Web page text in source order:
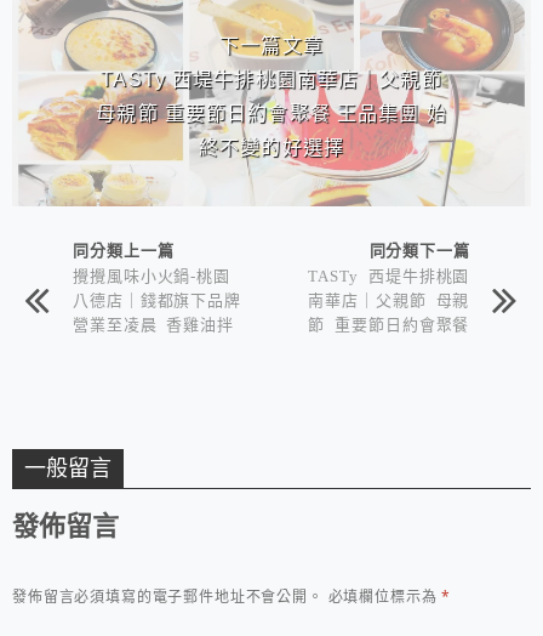
下一篇文章
TASTy 西堤牛排桃園南華店｜父親節
母親節 重要節日約會聚餐 王品集團 始
終不變的好選擇
同分類上一篇
攪攪風味小火鍋-桃園
八德店｜錢都旗下品牌
營業至凌晨 香雞油拌
同分類下一篇
TASTy 西堤牛排桃園
南華店｜父親節 母親
節 重要節日約會聚餐
一般留言
發佈留言
發佈留言必須填寫的電子郵件地址不會公開。 必填欄位標示為*